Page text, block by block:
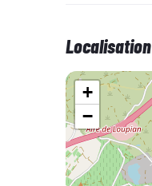
Localisation
+
−